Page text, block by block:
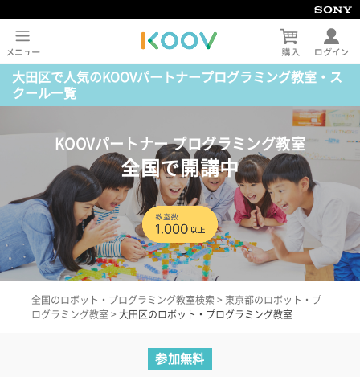
大田区で人気のKOOVパートナープログラミング教室・ス
クール一覧
KOOVパートナー プログラミング教室
全国で開講中
全国のロボット・プログラミング教室検索 > 東京都のロボット・プ
ログラミング教室 > 大田区のロボット・プログラミング教室
参加無料